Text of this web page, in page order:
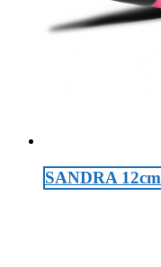
SANDRA 12cm